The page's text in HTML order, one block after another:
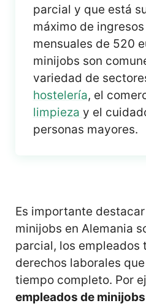
parcial y que está
máximo de
mensuales de 520
minijobs son
variedad de
hostelería, el
limpieza y el
personas mayores.
Es importante
minijobs en Alemania
parcial, los empleados
derechos laborales
tiempo completo. Por
empleados de